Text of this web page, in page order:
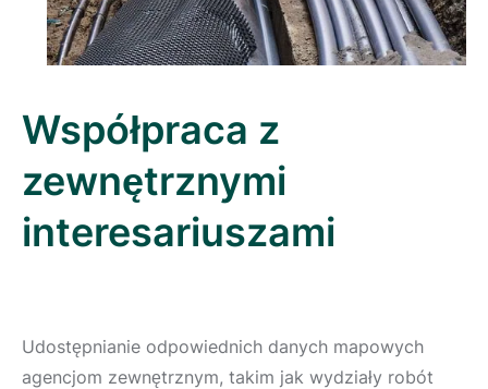
Współpraca z
zewnętrznymi
interesariuszami
Udostępnianie odpowiednich danych mapowych
agencjom zewnętrznym, takim jak wydziały robót